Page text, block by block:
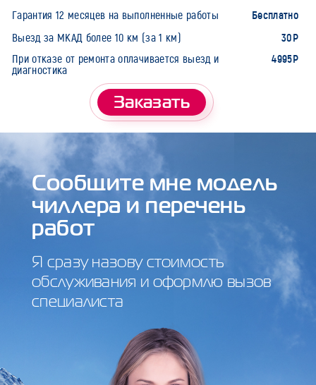
Гарантия 12 месяцев на выполненные работы Бесплатно
Выезд за МКАД более 10 км (за 1 км) 30Р
При отказе от ремонта оплачивается выезд и
диагностика
4995Р
Заказать
Сообщите мне модель
чиллера и перечень
работ
Я сразу назову стоимость
обслуживания и оформлю вызов
специалиста